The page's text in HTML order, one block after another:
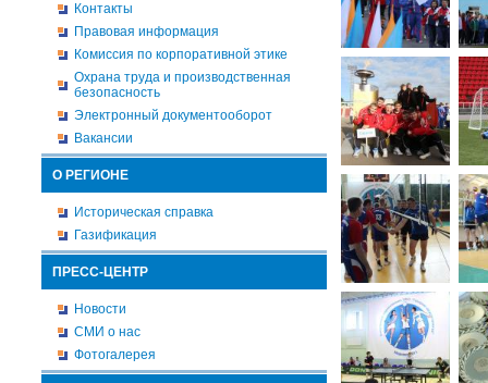
Контакты
Правовая информация
Комиссия по корпоративной этике
Охрана труда и производственная
безопасность
Электронный документооборот
Вакансии
О РЕГИОНЕ
Историческая справка
Газификация
ПРЕСС-ЦЕНТР
Новости
СМИ о нас
Фотогалерея